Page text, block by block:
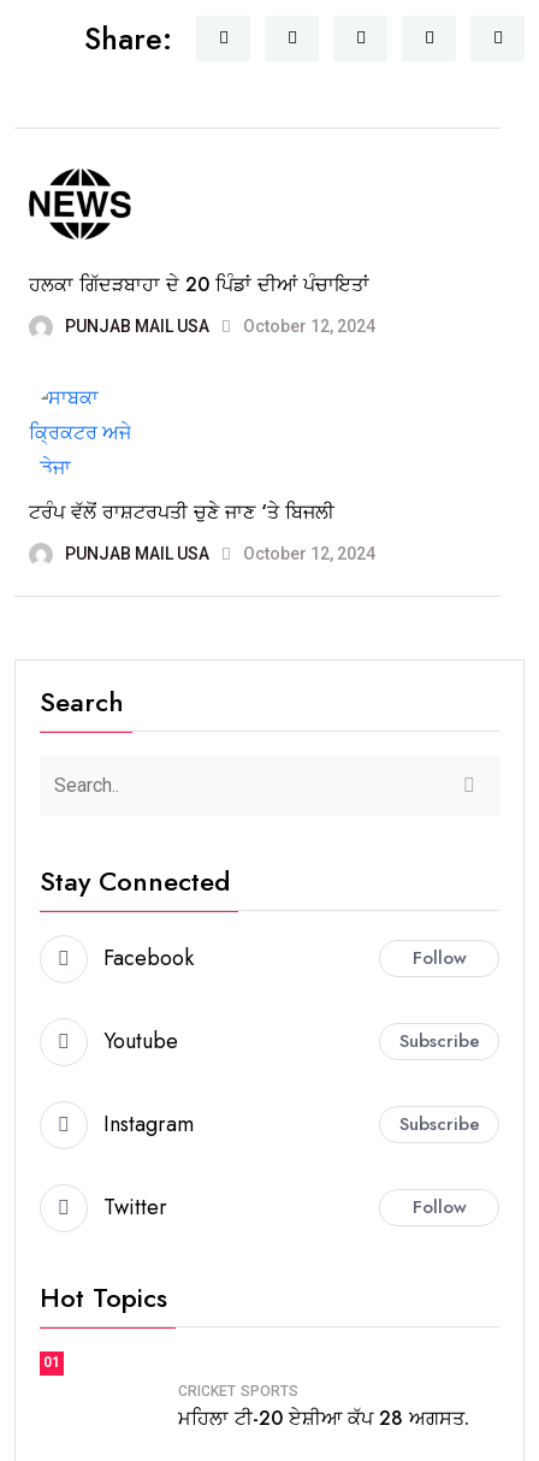
Share:
ਹਲਕਾ ਗਿੱਦੜਬਾਹਾ ਦੇ 20 ਪਿੰਡਾਂ ਦੀਆਂ ਪੰਚਾਇਤਾਂ
PUNJAB MAIL USA October 12, 2024
ਟਰੰਪ ਵੱਲੋਂ ਰਾਸ਼ਟਰਪਤੀ ਚੁਣੇ ਜਾਣ ‘ਤੇ ਬਿਜਲੀ
PUNJAB MAIL USA October 12, 2024
Search
Stay Connected
Facebook Follow
Youtube Subscribe
Instagram Subscribe
Twitter Follow
Hot Topics
01
CRICKET SPORTS
ਮਹਿਲਾ ਟੀ-20 ਏਸ਼ੀਆ ਕੱਪ 28 ਅਗਸਤ.